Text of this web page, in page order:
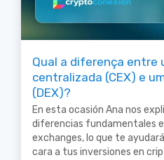
Qual a diferença entre
centralizada (CEX) e
(DEX)?
En esta ocasión Ana nos
diferencias fundamentales
exchanges, lo que te
cara a tus inversiones en